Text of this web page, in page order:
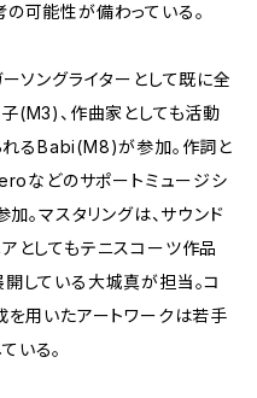
可能性が備わっている。
ーソングライターとして既に全
(M3)、作曲家としても活動
るBabi(M8)が参加。作詞と
などのサポートミュージシ
。マスタリングは、サウンド
としてもテニスコーツ作品
している大城真が担当。コ
を用いたアートワークは若手
いる。